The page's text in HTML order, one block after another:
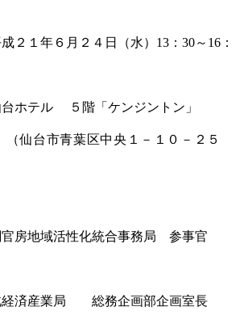
１年６月２４日（水）13：30～16：
テル ５階「ケンジントン」
区中央１－１０－２５
活性化統合事務局 参事官
局 総務企画部企画室長